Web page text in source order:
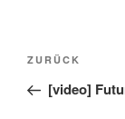
Vorheriger
Beitrag
ZURÜCK
[video]